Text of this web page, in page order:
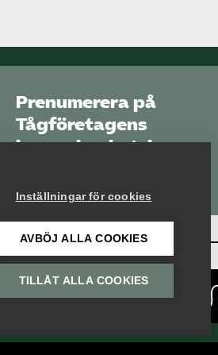
Prenumerera på
Tågföretagens
branschnyhetsbrev
din inkorg.
Anmäl dig här
Läs
Inställningar för cookies
AVBÖJ ALLA COOKIES
TILLÅT ALLA COOKIES